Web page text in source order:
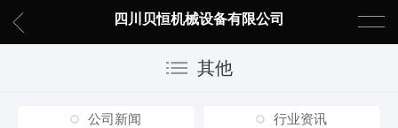
四川贝恒机械设备有限公司
其他
公司新闻 行业资讯